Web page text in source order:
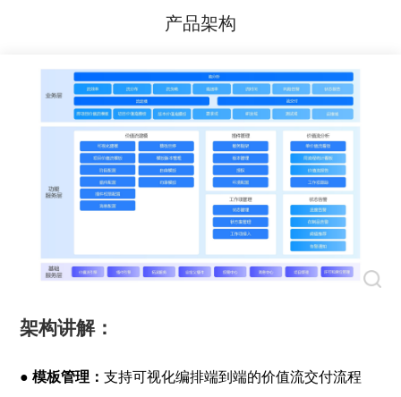
产品架构
架构讲解：
● 模板管理：支持可视化编排端到端的价值流交付流程